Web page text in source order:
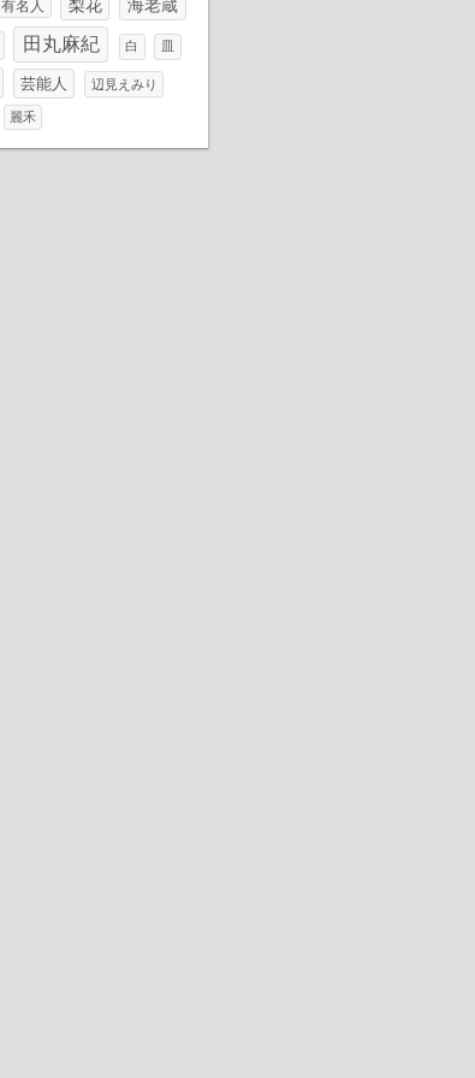
有名人 梨花 海老蔵
田丸麻紀 白 皿
芸能人 辺見えみり
麗禾